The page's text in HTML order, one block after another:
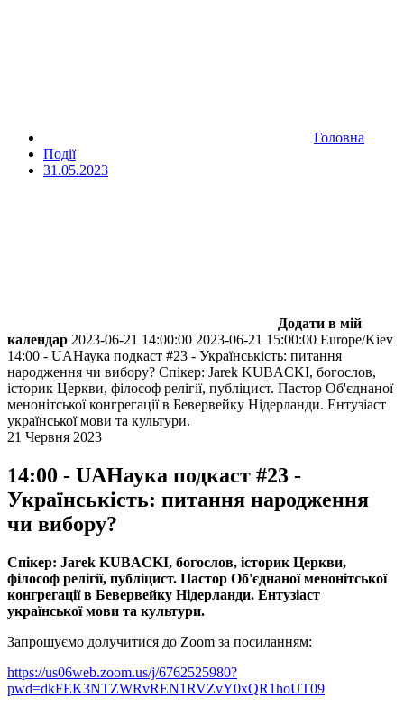
Головна
Події
31.05.2023
Додати в мій
календар 2023-06-21 14:00:00 2023-06-21 15:00:00 Europe/Kiev
14:00 - UAНаука подкаст #23 - Українськість: питання
народження чи вибору? Спікер: Jarek KUBACKI, богослов,
історик Церкви, філософ релігії, публіцист. Пастор Об'єднаної
менонітської конгрегації в Бевервейку Нідерланди. Ентузіаст
української мови та культури.
21 Червня 2023
14:00 - UAНаука подкаст #23 -
Українськість: питання народження
чи вибору?
Спікер: Jarek KUBACKI, богослов, історик Церкви,
філософ релігії, публіцист. Пастор Об'єднаної менонітської
конгрегації в Бевервейку Нідерланди. Ентузіаст
української мови та культури.
Запрошуємо долучитися до Zoom за посиланням:
https://us06web.zoom.us/j/6762525980?
pwd=dkFEK3NTZWRvREN1RVZvY0xQR1hoUT09